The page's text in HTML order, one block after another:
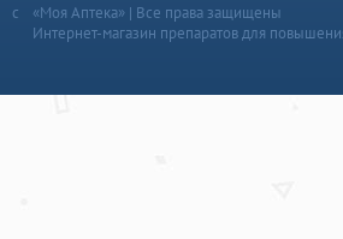
«Моя Аптека» | Все права защищены
Интернет-магазин препаратов для